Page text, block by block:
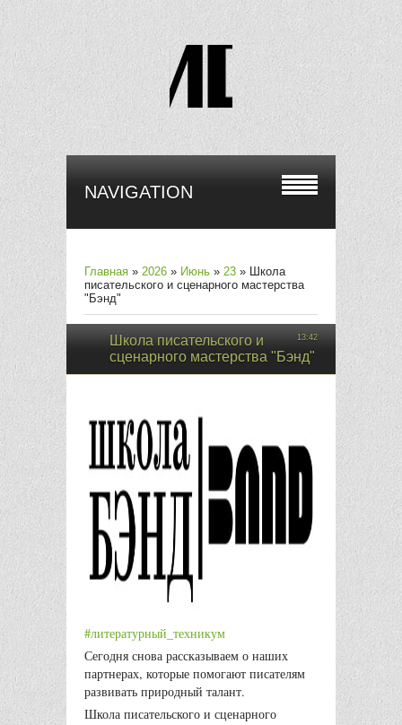
NAVIGATION
Главная » 2026 » Июнь » 23 » Школа
писательского и сценарного мастерства
"Бэнд"
13:42
Школа писательского и
сценарного мастерства "Бэнд"
#литературный_техникум
Сегодня снова рассказываем о наших
партнерах, которые помогают писателям
развивать природный талант.
Школа писательского и сценарного